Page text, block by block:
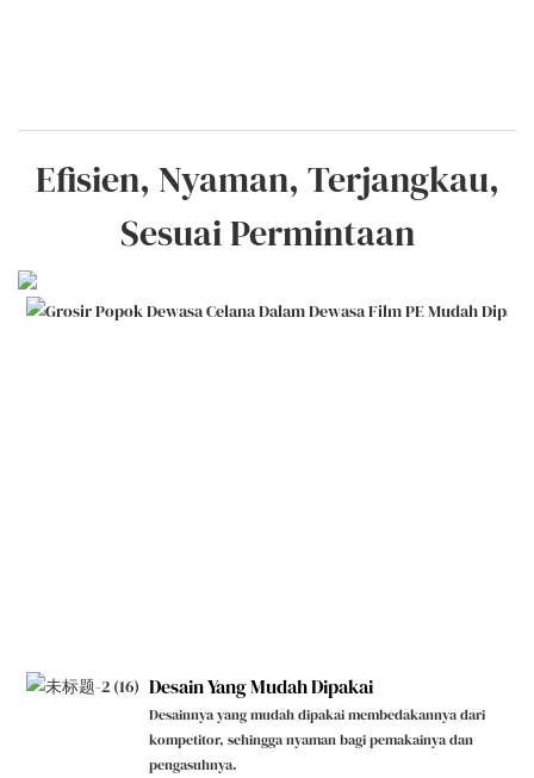
Efisien, Nyaman, Terjangkau,
Sesuai Permintaan
Desain Yang Mudah Dipakai
Desainnya yang mudah dipakai membedakannya dari
kompetitor, sehingga nyaman bagi pemakainya dan
pengasuhnya.